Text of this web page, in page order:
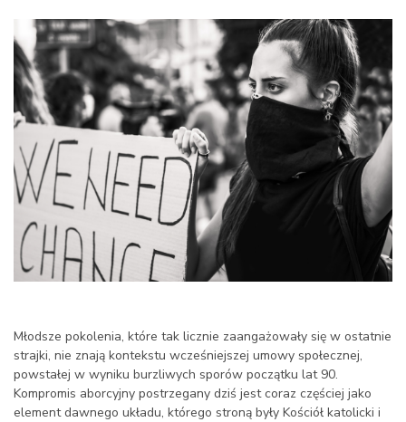
Młodsze pokolenia, które tak licznie zaangażowały się w ostatnie
strajki, nie znają kontekstu wcześniejszej umowy społecznej,
powstałej w wyniku burzliwych sporów początku lat 90.
Kompromis aborcyjny postrzegany dziś jest coraz częściej jako
element dawnego układu, którego stroną były Kościół katolicki i